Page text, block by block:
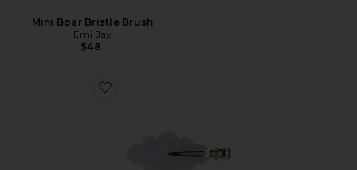
Mini Boar Bristle Brush
Emi Jay
$48
Favorite CLIPES